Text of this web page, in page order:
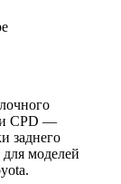
и CPD —
заднего
моделей